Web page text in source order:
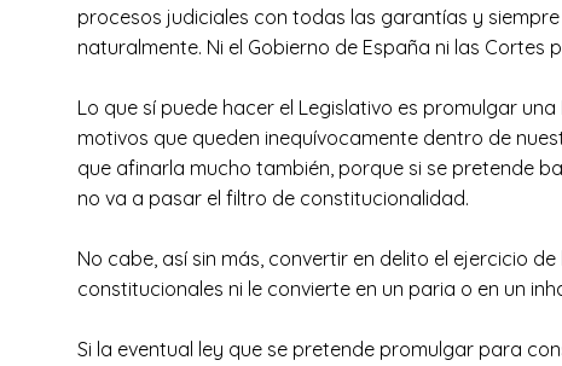
procesos judiciales con todas las garantías y
naturalmente. Ni el Gobierno de España ni las Cortes
Lo que sí puede hacer el Legislativo es promulgar
motivos que queden inequívocamente dentro de
que afinarla mucho también, porque si se pretende
no va a pasar el filtro de constitucionalidad.
No cabe, así sin más, convertir en delito el ejercicio
constitucionales ni le convierte en un paria o en un
Si la eventual ley que se pretende promulgar para